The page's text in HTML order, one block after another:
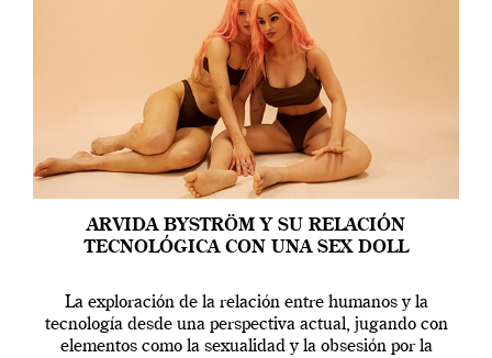
ARVIDA BYSTRÖM Y SU RELACIÓN
TECNOLÓGICA CON UNA SEX DOLL
La exploración de la relación entre humanos y la
tecnología desde una perspectiva actual, jugando con
elementos como la sexualidad y la obsesión por la